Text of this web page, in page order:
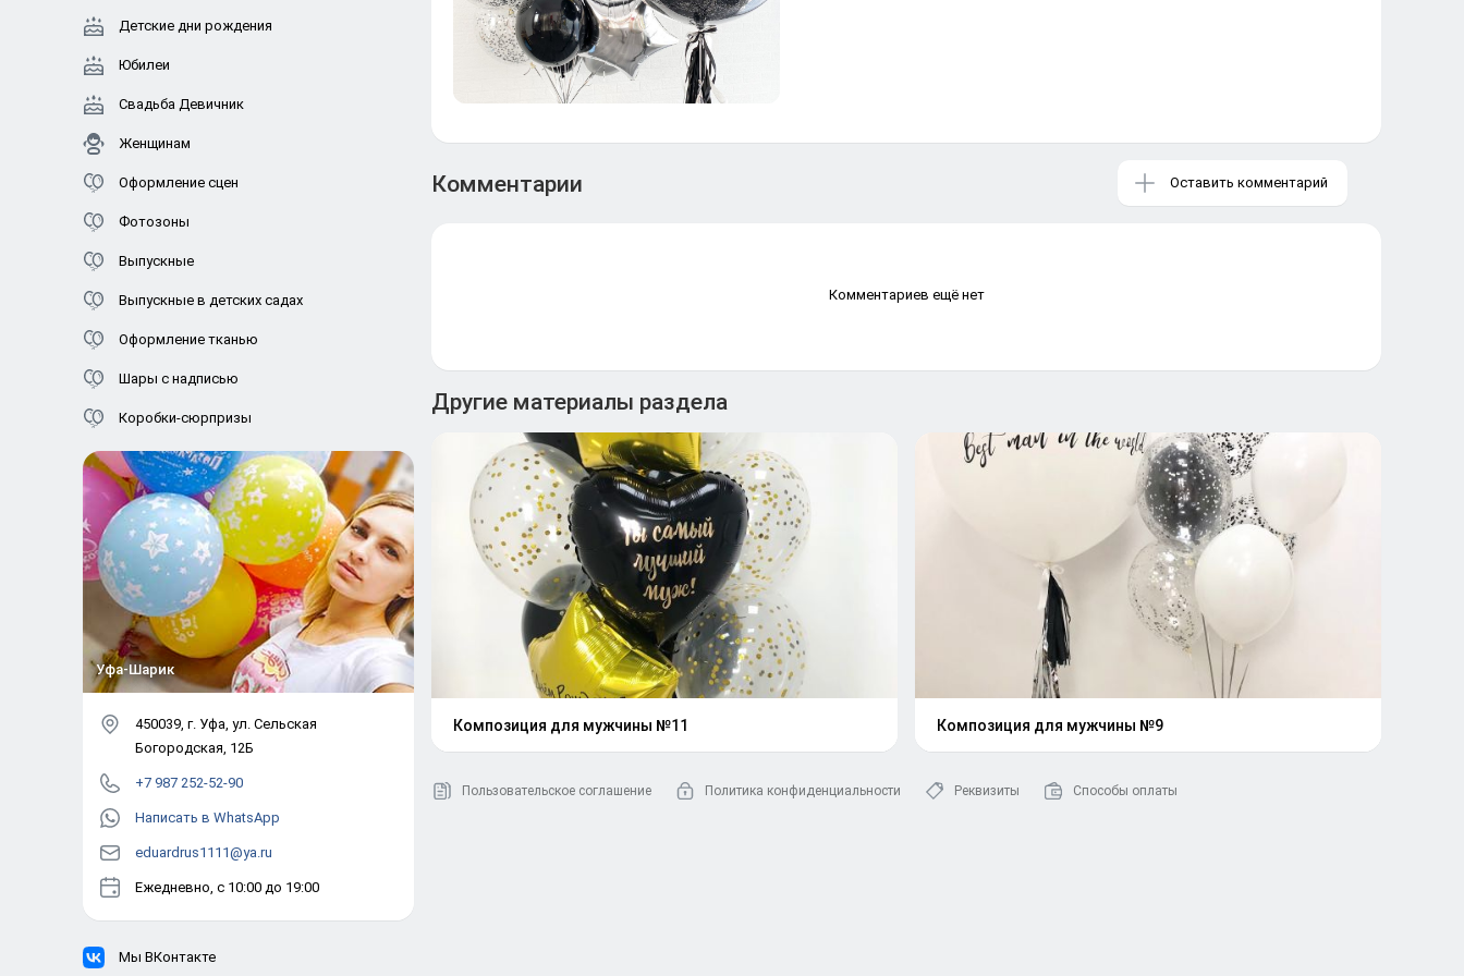
Комментарии Оставить комментарий
Комментариев ещё нет
Другие материалы раздела
Композиция для мужчины №11 Композиция для мужчины №9
Пользовательское соглашение Политика конфиденциальности Реквизиты Способы оплаты
Детские дни рождения
Юбилеи
Свадьба Девичник
Женщинам
Оформление сцен
Фотозоны
Выпускные
Выпускные в детских садах
Оформление тканью
Шары с надписью
Коробки-сюрпризы
Уфа-Шарик
450039, г. Уфа, ул. Сельская
Богородская, 12Б
+7 987 252-52-90
Написать в WhatsApp
eduardrus1111@ya.ru
Ежедневно, с 10:00 до 19:00
Мы ВКонтакте